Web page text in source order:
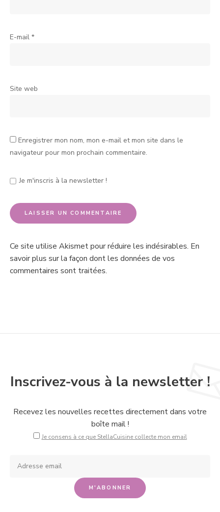
E-mail *
Site web
Enregistrer mon nom, mon e-mail et mon site dans le
navigateur pour mon prochain commentaire.
Je m'inscris à la newsletter !
Ce site utilise Akismet pour réduire les indésirables. En
savoir plus sur la façon dont les données de vos
commentaires sont traitées.
Inscrivez-vous à la newsletter !
Recevez les nouvelles recettes directement dans votre
boîte mail !
Je consens à ce que StellaCuisine collecte mon email